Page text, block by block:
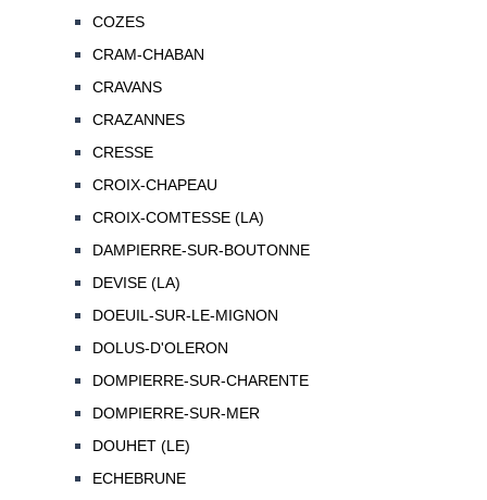
COZES
CRAM-CHABAN
CRAVANS
CRAZANNES
CRESSE
CROIX-CHAPEAU
CROIX-COMTESSE (LA)
DAMPIERRE-SUR-BOUTONNE
DEVISE (LA)
DOEUIL-SUR-LE-MIGNON
DOLUS-D'OLERON
DOMPIERRE-SUR-CHARENTE
DOMPIERRE-SUR-MER
DOUHET (LE)
ECHEBRUNE